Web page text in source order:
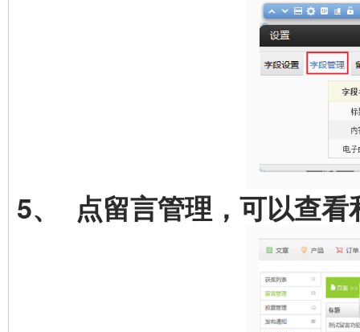
5、 点留言管理，可以查看